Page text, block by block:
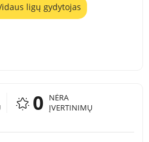
ligų gydytojas
0
NĖRA
ĮVERTINIMŲ